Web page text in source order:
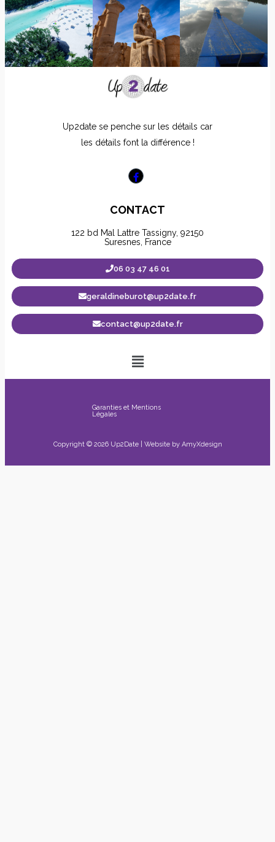
Up2date se penche sur les détails car
les détails font la différence !
CONTACT
122 bd Mal Lattre Tassigny, 92150
Suresnes, France
06 03 47 46 01
geraldineburot@up2date.fr
contact@up2date.fr
Garanties et Mentions
Légales
Copyright © 2026 Up2Date | Website by AmyXdesign